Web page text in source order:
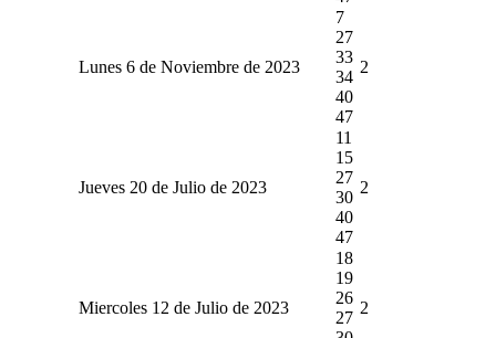
Lunes 6 de Noviembre de 2023
7
27
33
34
40
47
2
Jueves 20 de Julio de 2023
11
15
27
30
40
47
2
Miercoles 12 de Julio de 2023
18
19
26
27
2